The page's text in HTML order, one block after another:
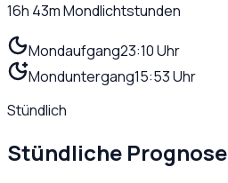
16h 43mMondlichtstunden
Mondaufgang23:10 Uhr
Monduntergang15:53 Uhr
Stündlich
Stündliche Prognose